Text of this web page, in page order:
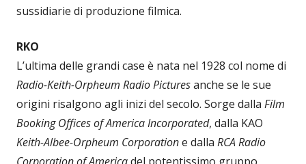
sussidiarie di produzione filmica.
RKO
L’ultima delle grandi case è nata nel 1928 col nome di
Radio-Keith-Orpheum Radio Picturesanche se le sue
origini risalgono agli inizi del secolo. Sorge dalla Film
Booking Offices of America Incorporated, dalla KAO
Keith-Albee-Orpheum Corporatione dalla RCA Radio